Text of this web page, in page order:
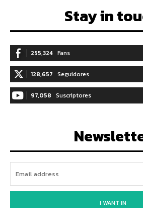
Stay in
255,324 Fans
128,657 Seguidores
97,058 Suscriptores
I WANT IN